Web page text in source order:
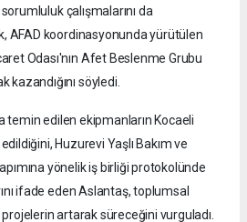
çalışmalarını da
AFAD koordinasyonunda yürütülen
Odası'nın Afet Beslenme Grubu
söyledi.
temin edilen ekipmanların Kocaeli
Huzurevi Yaşlı Bakım ve
yönelik iş birliği protokolünde
ifade eden Aslantaş, toplumsal
artarak süreceğini vurguladı.